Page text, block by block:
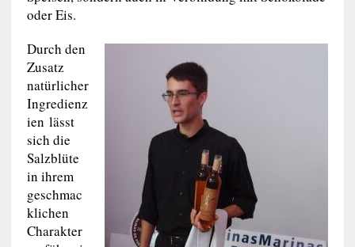
oder Eis.
Durch den
Zusatz
natürlicher
Ingredienz
ien lässt
sich die
Salzblüte
in ihrem
geschmac
klichen
Charakter